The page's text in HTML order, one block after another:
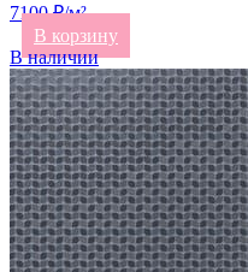
7100 ₽/м²
В корзину
В наличии